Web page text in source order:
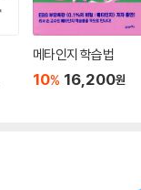
메타인지 학습법
10% 16,200원